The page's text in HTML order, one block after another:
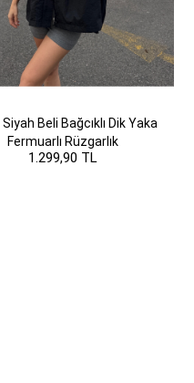
Siyah Beli Bağcıklı Dik Yaka
Fermuarlı Rüzgarlık
1.299,90 TL